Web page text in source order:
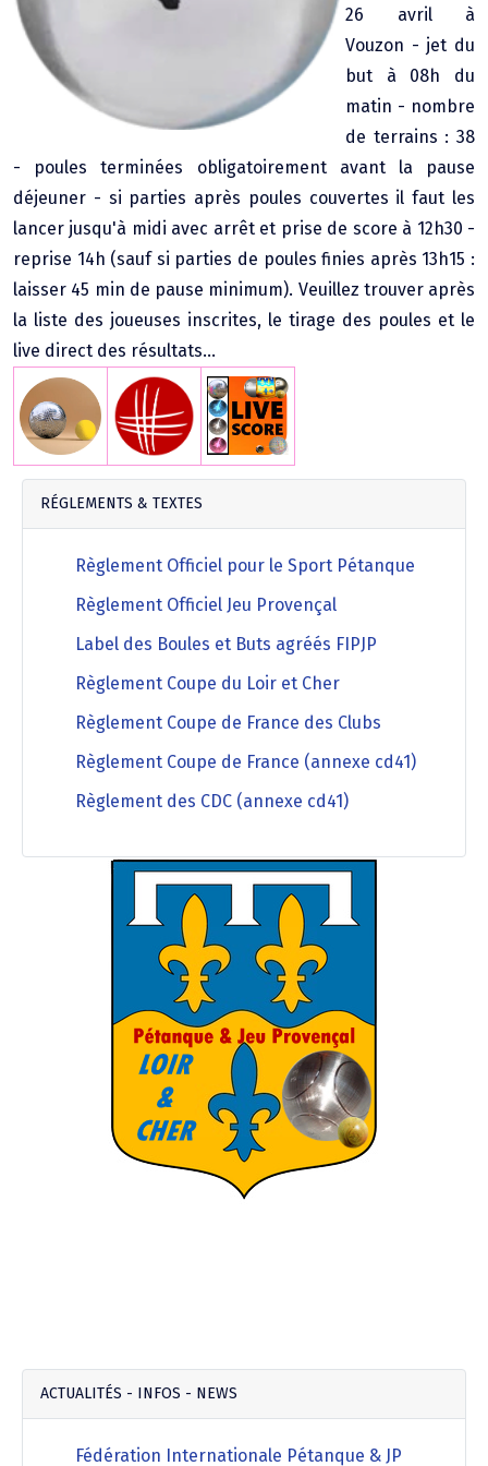
26 avril à
Vouzon - jet du
but à 08h du
matin - nombre
de terrains : 38
- poules terminées obligatoirement avant la pause
déjeuner - si parties après poules couvertes il faut les
lancer jusqu'à midi avec arrêt et prise de score à 12h30 -
reprise 14h (sauf si parties de poules finies après 13h15 :
laisser 45 min de pause minimum). Veuillez trouver après
la liste des joueuses inscrites, le tirage des poules et le
live direct des résultats...
RÉGLEMENTS & TEXTES
Règlement Officiel pour le Sport Pétanque
Règlement Officiel Jeu Provençal
Label des Boules et Buts agréés FIPJP
Règlement Coupe du Loir et Cher
Règlement Coupe de France des Clubs
Règlement Coupe de France (annexe cd41)
Règlement des CDC (annexe cd41)
ACTUALITÉS - INFOS - NEWS
Fédération Internationale Pétanque & JP
Agenda Concours Vétérans
Régionaux & Championnats de France
Résultats & Classement Division 4 B
Résultats & Classement Division 5 A
Championnat Triplettes Mixtes
Championnat Triplettes Vétérans
Palmarès Comité du Loir & Cher
Championnat Individuel Féminin
Championnat Individuel Masculin